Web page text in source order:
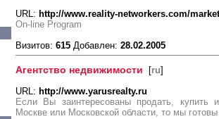
URL: http://www.reality-networkers.com/
On-line Program
Визитов: 615 Добавлен: 28.02.2005
Агентство недвижимости [ru]
URL: http://www.yarusrealty.ru
Если Вы заинтересованы продать,
Москве или Московской области, то мы